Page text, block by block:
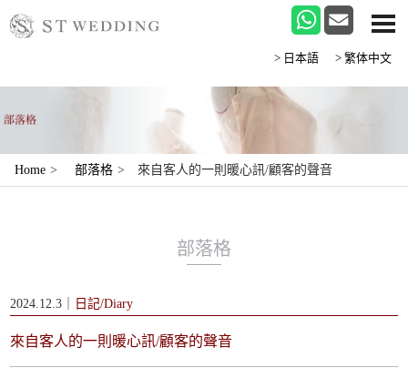
>日本語 >繁体中文
Home > 部落格 > 來自客人的一則暖心訊/顧客的聲音
部落格
2024.12.3｜ 日記/Diary
來自客人的一則暖心訊/顧客的聲音